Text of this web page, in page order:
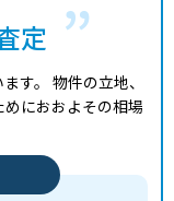
定
す。 物件の立地、
におおよその相場